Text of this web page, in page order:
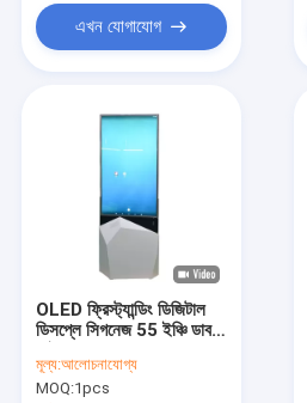
এখন যোগাযোগ
OLED ফ্রিস্ট্যান্ডিং ডিজিটাল
ডিসপ্লে সিগনেজ 55 ইঞ্চি ডাবল
মূল্য:আলোচনাযোগ্য
MOQ:1pcs